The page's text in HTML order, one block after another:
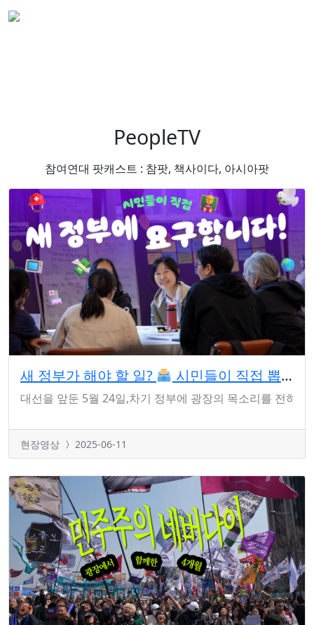
PeopleTV
참여연대 팟캐스트 : 참팟, 책사이다, 아시아팟
새 정부가 해야 할 일? 시민들이 직접 뽑아봤습니다
대선을 앞둔 5월 24일,차기 정부에 광장의 목소리를 전하
현장영상 2025-06-11